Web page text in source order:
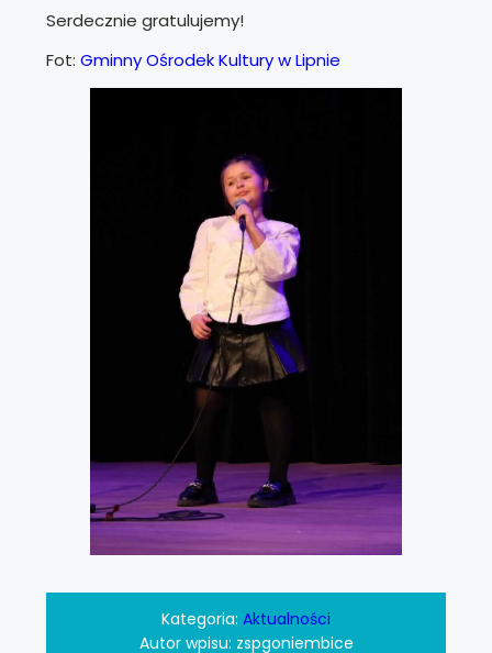
Serdecznie gratulujemy!
Fot:Gminny Ośrodek Kultury w Lipnie
Kategoria: Aktualności
Autor wpisu: zspgoniembice